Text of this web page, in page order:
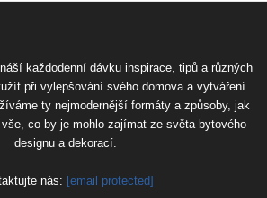
každodenní dávku inspirace, tipů a různých
při vylepšování svého domova a vytváření
ty nejmodernější formáty a způsoby, jak
co by je mohlo zajímat ze světa bytového
designu a dekorací.
nás: [email protected]